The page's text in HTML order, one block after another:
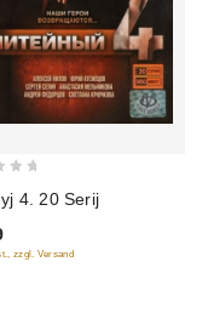
4. 20 Serij
zzgl. Versand